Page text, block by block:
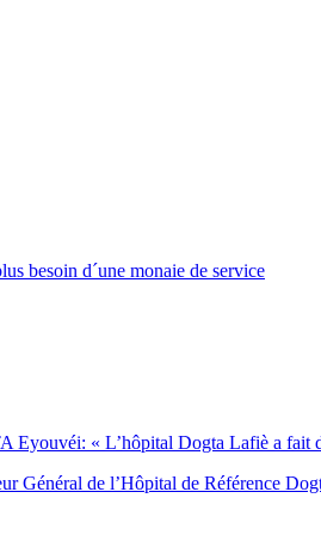
besoin d´une monaie de service
« L’hôpital Dogta Lafiè a fait
Général de l’Hôpital de Référence